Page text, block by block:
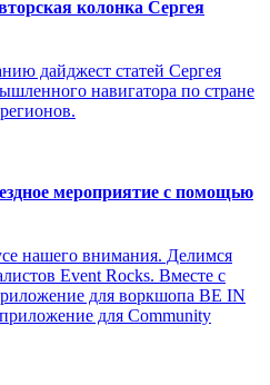
колонка Сергея
дайджест статей Сергея
навигатора по стране
мероприятие с помощью
нашего внимания. Делимся
Event Rocks. Вместе с
для воркшопа BE IN
для Community